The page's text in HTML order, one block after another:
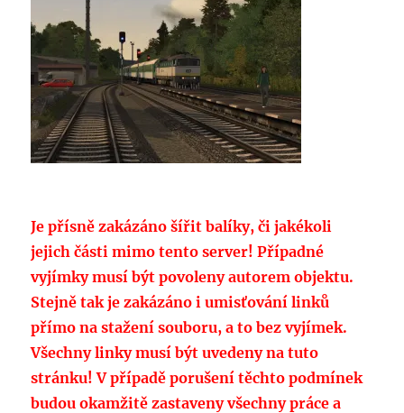
Je přísně zakázáno šířit balíky, či jakékoli
jejich části mimo tento server! Případné
vyjímky musí být povoleny autorem objektu.
Stejně tak je zakázáno i umisťování linků
přímo na stažení souboru, a to bez vyjímek.
Všechny linky musí být uvedeny na tuto
stránku! V případě porušení těchto podmínek
budou okamžitě zastaveny všechny práce a